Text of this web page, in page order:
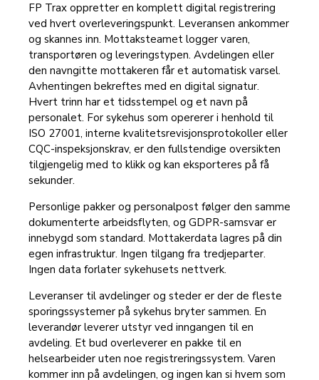
FP Trax oppretter en komplett digital registrering
ved hvert overleveringspunkt. Leveransen ankommer
og skannes inn. Mottaksteamet logger varen,
transportøren og leveringstypen. Avdelingen eller
den navngitte mottakeren får et automatisk varsel.
Avhentingen bekreftes med en digital signatur.
Hvert trinn har et tidsstempel og et navn på
personalet. For sykehus som opererer i henhold til
ISO 27001, interne kvalitetsrevisjonsprotokoller eller
CQC-inspeksjonskrav, er den fullstendige oversikten
tilgjengelig med to klikk og kan eksporteres på få
sekunder.
Personlige pakker og personalpost følger den samme
dokumenterte arbeidsflyten, og GDPR-samsvar er
innebygd som standard. Mottakerdata lagres på din
egen infrastruktur. Ingen tilgang fra tredjeparter.
Ingen data forlater sykehusets nettverk.
Leveranser til avdelinger og steder er der de fleste
sporingssystemer på sykehus bryter sammen. En
leverandør leverer utstyr ved inngangen til en
avdeling. Et bud overleverer en pakke til en
helsearbeider uten noe registreringssystem. Varen
kommer inn på avdelingen, og ingen kan si hvem som